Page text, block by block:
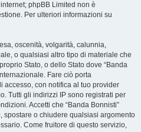
phpBB Limited non è
Per ulteriori informazioni su
oscenità, volgarità, calunnia,
o qualsiasi altro tipo di materiale che
Stato, o dello Stato dove “Banda
Fare ciò porta
accesso, con notifica al tuo provider
Tutti gli indirizzi IP sono registrati per
Accetti che “Banda Bonnisti”
spostare o chiudere qualsiasi argomento
Come fruitore di questo servizio,